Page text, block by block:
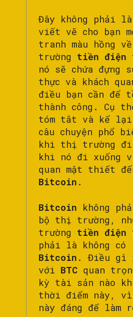
Đây không phải
viết vẽ cho bạn
tranh màu hồng
trường tiền điện
nó sẽ chứa đựng
thực và khách
điều bạn cần để
thành công. Cụ
tóm tắt và kể lại
câu chuyện phổ
khi thị trường
khi nó đi xuống
quan mật thiết
Bitcoin .
Bitcoin không
bộ thị trường,
trường tiền điện
phải là không có
Bitcoin . Điều gì
với BTC quan
kỳ tài sản nào
thời điểm này,
này đáng để làm